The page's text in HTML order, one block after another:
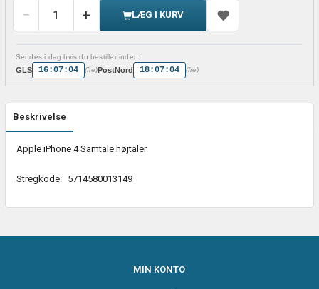
LÆG I KURV
Sendes i dag hvis du bestiller inden:
GLS 16:07:04 (fre)PostNord 18:07:04 (fre)
Beskrivelse
Apple iPhone 4 Samtale højtaler
Stregkode: 5714580013149
MIN KONTO